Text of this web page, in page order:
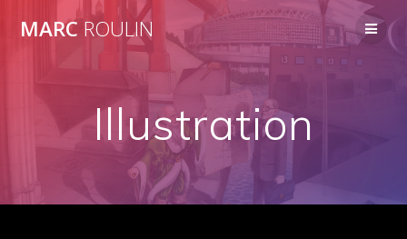
Skip
to
content
MARC ROULIN
Illustration